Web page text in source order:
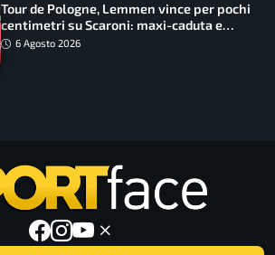
Tour de Pologne, Lemmen vince per pochi
centimetri su Scaroni: maxi-caduta e
tappa accorciata
6 Agosto 2026